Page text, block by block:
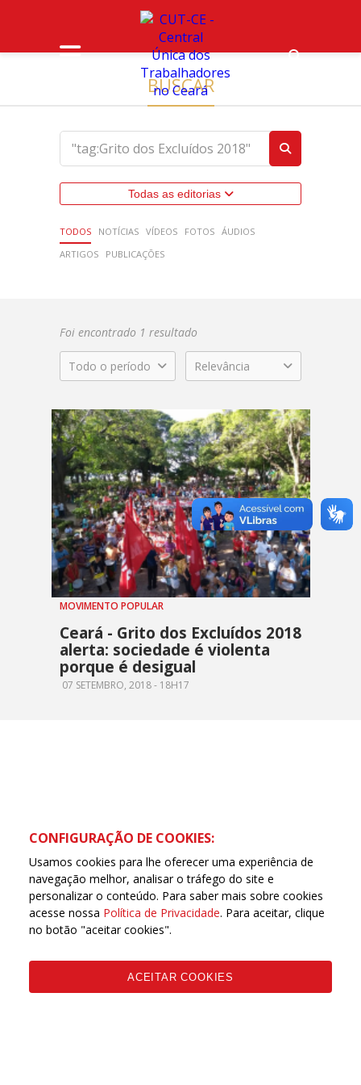
BUSCAR
Todas as editorias
TODOS NOTÍCIAS VÍDEOS FOTOS ÁUDIOS
ARTIGOS
PUBLICAÇÕES
Foi encontrado 1 resultado
Todo o período Relevância
MOVIMENTO POPULAR
Ceará - Grito dos Excluídos 2018
alerta: sociedade é violenta
porque é desigual
07 SETEMBRO, 2018 - 18H17
CONFIGURAÇÃO DE COOKIES:
Usamos cookies para lhe oferecer uma experiência de
navegação melhor, analisar o tráfego do site e
personalizar o conteúdo. Para saber mais sobre cookies
acesse nossa Política de Privacidade. Para aceitar, clique
no botão "aceitar cookies".
ACEITAR COOKIES